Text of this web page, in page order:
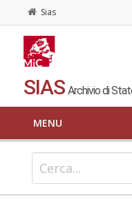
Sias
SIAS Archivio di
MENU